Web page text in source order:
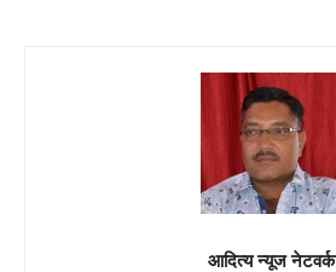
आदित्य न्यूज नेटवर्क